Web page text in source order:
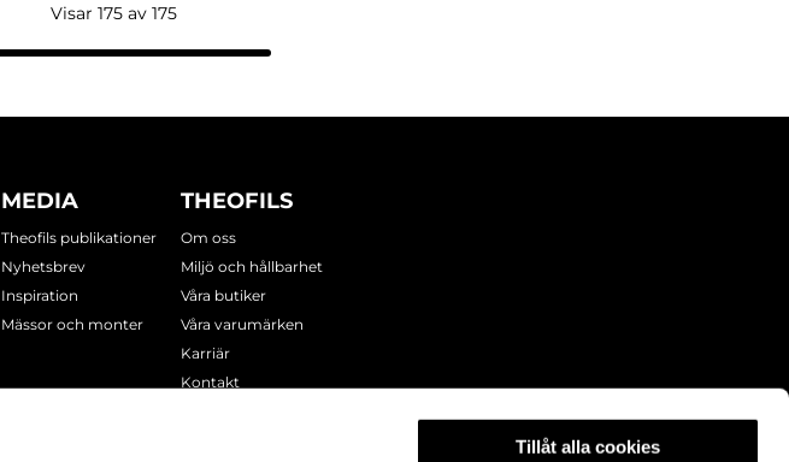
Tillåt alla cookies
Visar 175 av 175
MEDIA
Theofils publikationer
Nyhetsbrev
Inspiration
Mässor och monter
THEOFILS
Om oss
Miljö och hållbarhet
Våra butiker
Våra varumärken
Karriär
Kontakt